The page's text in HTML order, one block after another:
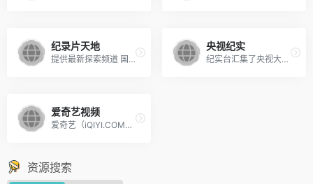
纪录片天地
提供最新探索频道 国家地理频道纪录片连载，想看最新的纪录片，来这里就对了。
央视纪实
纪实台汇集了央视大量优秀经典纪录片，集纳国内地方台、BBC、国家地理、美国历史频道、NHK等各具特色的高清正版纪录片资源，是国内纪录片资源最为丰富的视频播放频道。
爱奇艺视频
爱奇艺（iQIYI.COM）是拥有海量、优质、高清的网络视频的大型视频网站，专业的网络视频播放平台。
资源搜索